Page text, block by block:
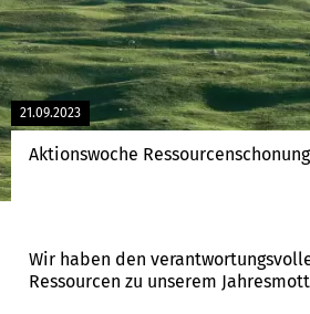
21.09.2023
Aktionswoche Ressourcenschonung
Wir haben den
Ressourcen zu unserem